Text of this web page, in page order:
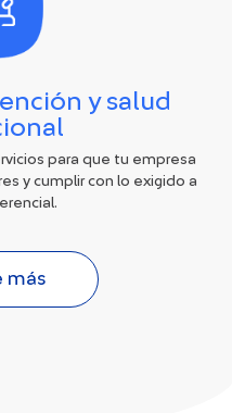
y salud
para que tu empresa
y cumplir con lo exigido a
más